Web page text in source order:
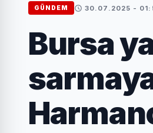
GÜNDEM 30.07.2025 -
Bursa